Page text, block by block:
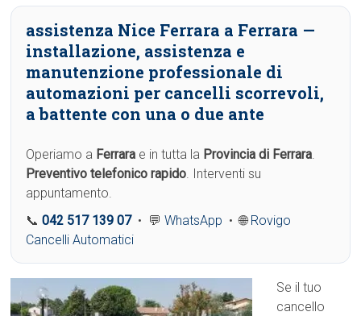
assistenza Nice Ferrara a Ferrara —
installazione, assistenza e
manutenzione professionale di
automazioni per cancelli scorrevoli,
a battente con una o due ante
Operiamo a Ferrara e in tutta la Provincia di Ferrara.
Preventivo telefonico rapido. Interventi su
appuntamento.
📞042 517 139 07• 💬WhatsApp • 🌐 Rovigo
Cancelli Automatici
Se il tuo
cancello